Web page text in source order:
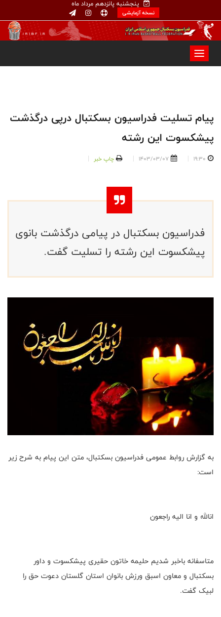
پنجشنبه پانزدهم مرداد ماه
نسخه آزمایشی
پیام تسلیت فدراسیون بسکتبال درپی درگذشت
پیشکسوت این رشته
19:30
1403/03/07 چاپ خبر
فدراسیون بسکتبال در پیامی درگذشت بانوی
پیشکسوت این رشته را تسلیت گفت.
به گزارش روابط عمومی فدراسیون بسکتبال، متن این پیام به شرح زیر
است:
انالله و انا الیه راجعون
متاسفانه باخبر شدیم حلیمه خاتون حقیری پیشکسوت و داور
بسکتبال و معاون اسبق ورزش بانوان استان گلستان دعوت حق را
لبیک گفت.